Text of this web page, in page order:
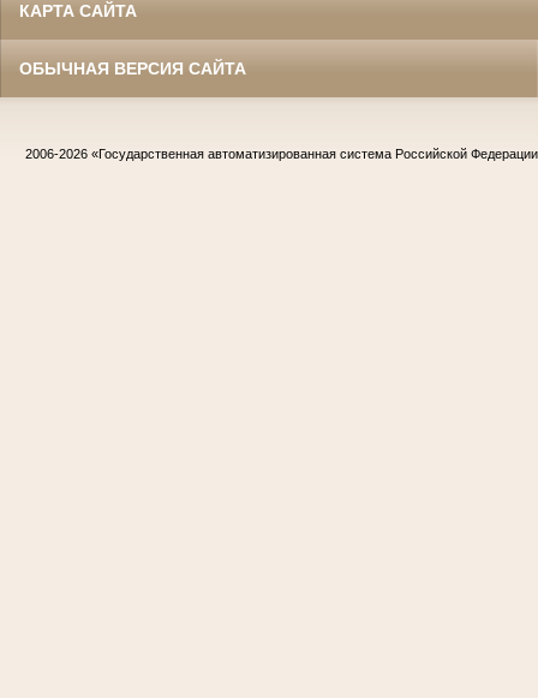
КАРТА САЙТА
ОБЫЧНАЯ ВЕРСИЯ САЙТА
2006-2026 «Государственная автоматизированная система Российской